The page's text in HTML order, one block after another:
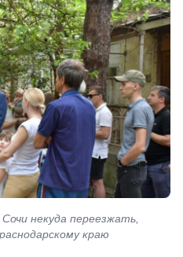
некуда переезжать,
краю